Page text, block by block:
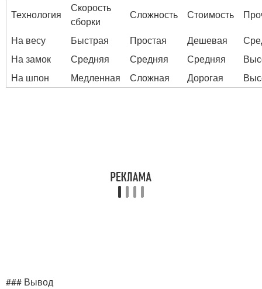
Технология
Скорость
сборки
Сложность Стоимость
На весу
Быстрая Простая Дешевая
На замок
Средняя Средняя Средняя
На шпон
Медленная Сложная Дорогая
### Вывод